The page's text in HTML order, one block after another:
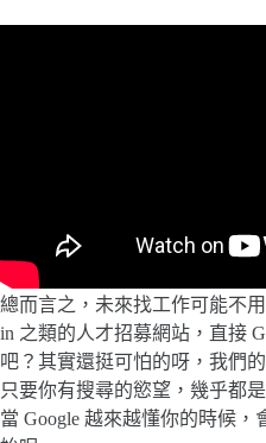
總而言之，未來找工作可能不
in 之類的人才招募網站，直接
吧？其實還挺可怕的呀，我們
只要你有搜尋的慾望，幾乎都
當 Google 越來越懂你的時候，